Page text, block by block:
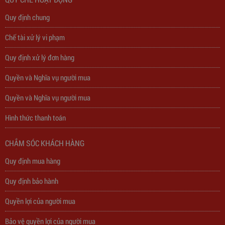
Trạm Sạc Điện Thoại 2D22N5USB
310,000đ
Quy định chung
Chế tài xử lý vi phạm
Quy định xử lý đơn hàng
Quyền và Nghĩa vụ người mua
Quyền và Nghĩa vụ người mua
Hình thức thanh toán
CHẮM SÓC KHÁCH HÀNG
Quy định mua hàng
Quy định bảo hành
Quyền lợi của người mua
Bảo vệ quyền lợi của người mua